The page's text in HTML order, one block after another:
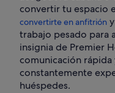
convertir tu espacio
convertirte en anfitrión
trabajo pesado para
insignia de Premier
comunicación
constantemente
huéspedes.